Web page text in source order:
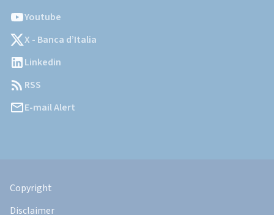
Youtube
X - Banca d’Italia
Linkedin
RSS
E-mail Alert
Legali
Copyright
Disclaimer